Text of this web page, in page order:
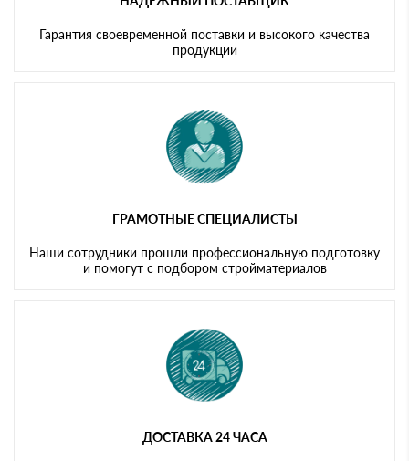
Гарантия своевременной поставки и высокого качества
продукции
ГРАМОТНЫЕ СПЕЦИАЛИСТЫ
Наши сотрудники прошли профессиональную подготовку
и помогут с подбором стройматериалов
ДОСТАВКА 24 ЧАСА